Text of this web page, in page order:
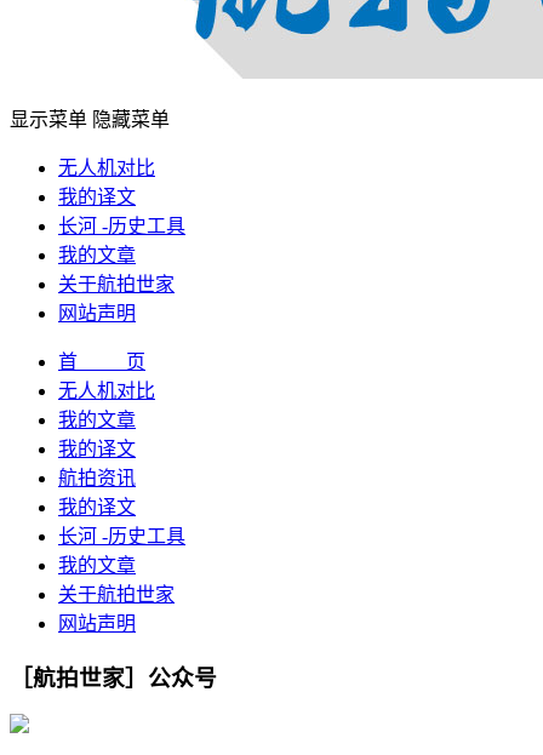
显示菜单 隐藏菜单
无人机对比
我的译文
长河 -历史工具
我的文章
关于航拍世家
网站声明
首 页
无人机对比
我的文章
我的译文
航拍资讯
我的译文
长河 -历史工具
我的文章
关于航拍世家
网站声明
［航拍世家］公众号